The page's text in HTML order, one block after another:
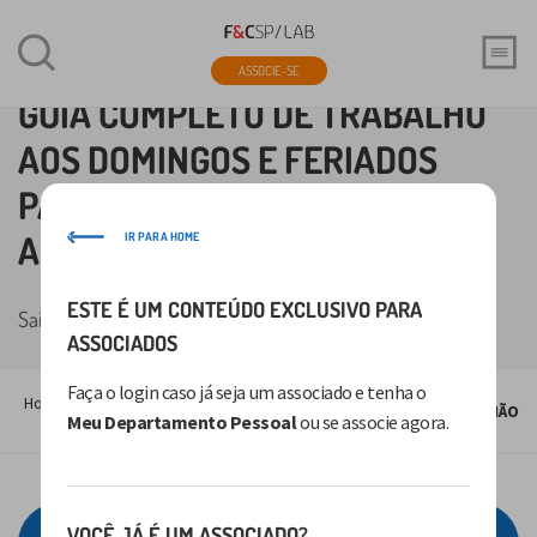
ASSOCIE-SE
IR PARA HOME
ESTE É UM CONTEÚDO EXCLUSIVO PARA
ASSOCIADOS
Faça o login caso já seja um associado e tenha o
Meu Departamento Pessoalou se associe agora.
GUIA COMPLETO DE TRABALHO
AOS DOMINGOS E FERIADOS
PARA VOCÊ NÃO CAIR EM
ARMADILHAS!
Saiba como proceder para evitar transtornos
Home Produtos
Meu
Pessoal
Guia completo de trabalho aos
domingos e feriados para você NÃO
CAIR EM ARMADILHAS!
Clique aqui para baixar: ebook Quer abrir sua